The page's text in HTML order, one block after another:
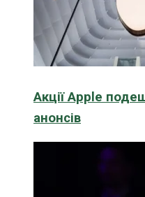
Акції Apple
анонсів